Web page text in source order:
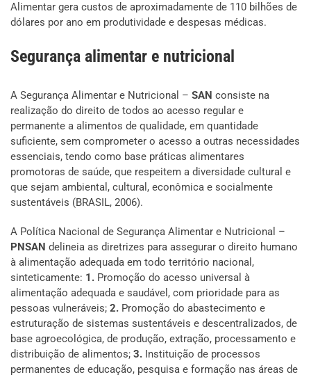
Alimentar gera custos de aproximadamente de 110 bilhões de
dólares por ano em produtividade e despesas médicas.
Segurança alimentar e nutricional
A Segurança Alimentar e Nutricional – SAN consiste na
realização do direito de todos ao acesso regular e
permanente a alimentos de qualidade, em quantidade
suficiente, sem comprometer o acesso a outras necessidades
essenciais, tendo como base práticas alimentares
promotoras de saúde, que respeitem a diversidade cultural e
que sejam ambiental, cultural, econômica e socialmente
sustentáveis (BRASIL, 2006).
A Política Nacional de Segurança Alimentar e Nutricional –
PNSAN delineia as diretrizes para assegurar o direito humano
à alimentação adequada em todo território nacional,
sinteticamente: 1. Promoção do acesso universal à
alimentação adequada e saudável, com prioridade para as
pessoas vulneráveis; 2. Promoção do abastecimento e
estruturação de sistemas sustentáveis e descentralizados, de
base agroecológica, de produção, extração, processamento e
distribuição de alimentos; 3. Instituição de processos
permanentes de educação, pesquisa e formação nas áreas de